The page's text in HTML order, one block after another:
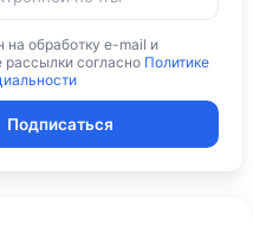
на обработку e-mail и
рассылки согласно Политике
Подписаться